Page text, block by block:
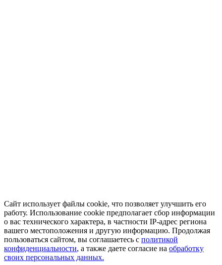
Сайт использует файлы cookie, что позволяет улучшить его
работу. Использование cookie предполагает сбор информации
о вас технического характера, в частности IP-адрес региона
вашего местоположения и другую информацию. Продолжая
пользоваться сайтом, вы соглашаетесь с политикой
конфиденциальности, а также даете согласие на обработку
своих персональных данных.